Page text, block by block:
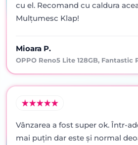
cu el. Recomand cu caldura
Mulțumesc Klap!
Mioara P.
OPPO Reno5 Lite 128GB, Fantastic
Vânzarea a fost super ok. Într-
mai puţin dar este şi normal